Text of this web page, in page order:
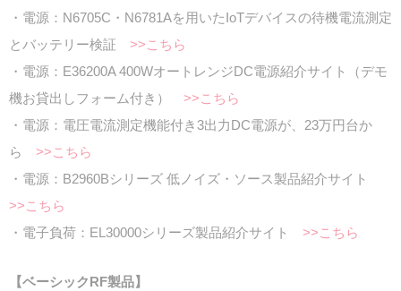
・電源：N6705C・N6781Aを用いたIoTデバイスの待機電流測定
とバッテリー検証 >>こちら
・電源：E36200A 400WオートレンジDC電源紹介サイト（デモ
機お貸出しフォーム付き） >>こちら
・電源：電圧電流測定機能付き3出力DC電源が、23万円台か
ら >>こちら
・電源：B2960Bシリーズ 低ノイズ・ソース製品紹介サイト
>>こちら
・電子負荷：EL30000シリーズ製品紹介サイト >>こちら
【ベーシックRF製品】